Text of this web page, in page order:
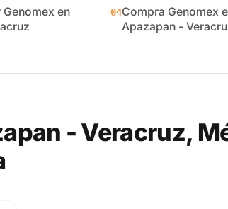
en
04Compra Genomex
Apazapan -
- Veracruz,